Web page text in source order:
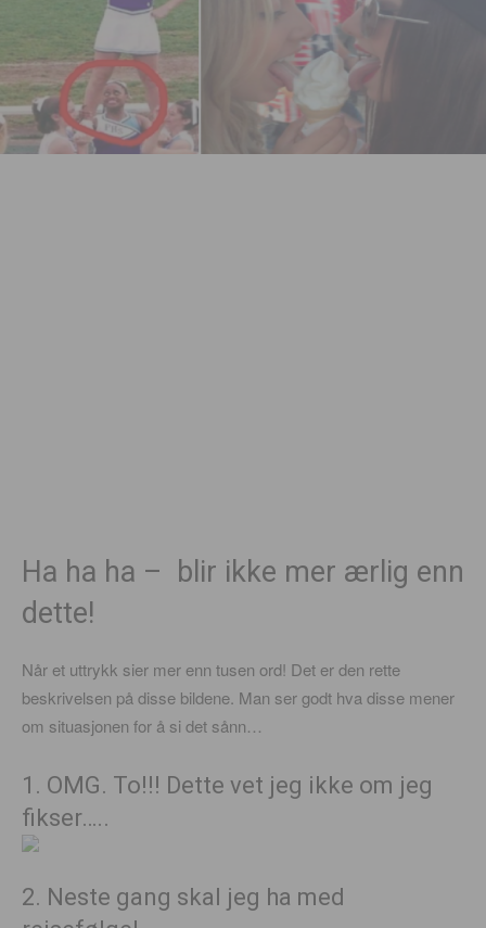
Ha ha ha – blir ikke mer ærlig enn
dette!
Når et uttrykk sier mer enn tusen ord! Det er den rette
beskrivelsen på disse bildene. Man ser godt hva disse mener
om situasjonen for å si det sånn…
1. OMG. To!!! Dette vet jeg ikke om jeg
fikser…..
2. Neste gang skal jeg ha med